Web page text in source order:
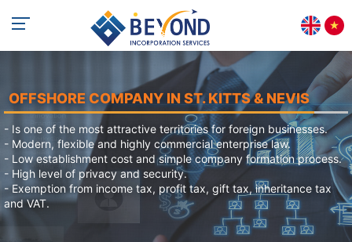
+84 813 405 565
support@beyondincorp.com
OFFSHORE COMPANY IN ST. KITTS & NEVIS
- Is one of the most attractive territories for foreign businesses.
- Modern, flexible and highly commercial enterprise law.
- Low establishment cost and simple company formation process.
- High level of privacy and security.
- Exemption from income tax, profit tax, gift tax, inheritance tax
and VAT.